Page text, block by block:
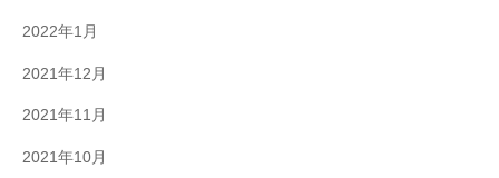
2022年1月
2021年12月
2021年11月
2021年10月